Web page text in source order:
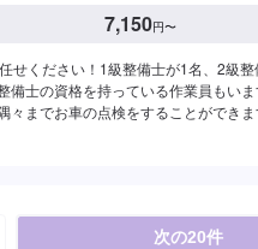
7,150円〜
せください！1級整備士が1名、2級
備士の資格を持っている作業員もい
々までお車の点検をすることができ
次の20件